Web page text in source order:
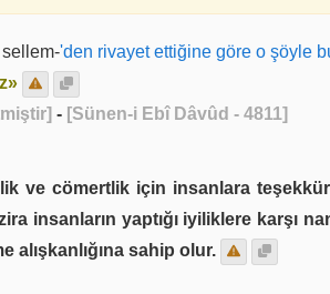
'den rivayet ettiğine göre o şöyle
- [Sünen-i Ebî Dâvûd - 4811]
ve cömertlik için insanlara
insanların yaptığı iyiliklere karşı
alışkanlığına sahip olur.